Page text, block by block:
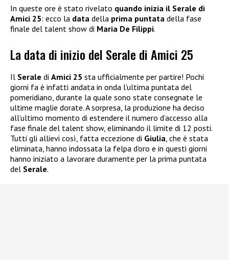
In queste ore è stato rivelato quando inizia il Serale di
Amici 25: ecco la data della prima puntata della fase
finale del talent show di Maria De Filippi.
La data di inizio del Serale di Amici 25
Il Serale di Amici 25 sta ufficialmente per partire! Pochi
giorni fa è infatti andata in onda l’ultima puntata del
pomeridiano, durante la quale sono state consegnate le
ultime maglie dorate. A sorpresa, la produzione ha deciso
all’ultimo momento di estendere il numero d’accesso alla
fase finale del talent show, eliminando il limite di 12 posti.
Tutti gli allievi così, fatta eccezione di Giulia, che è stata
eliminata, hanno indossata la felpa d’oro e in questi giorni
hanno iniziato a lavorare duramente per la prima puntata
del Serale.